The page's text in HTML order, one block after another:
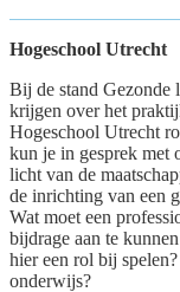
Hogeschool Utrecht
Bij de stand Gezonde
krijgen over het
Hogeschool Utrecht
kun je in gesprek met
licht van de
de inrichting van een
Wat moet een
bijdrage aan te
hier een rol bij
onderwijs?